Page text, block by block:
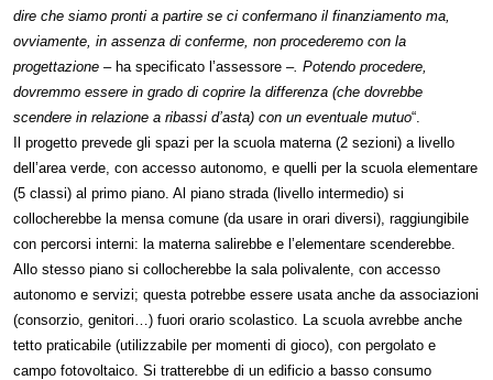
dire che siamo pronti a partire se ci confermano il finanziamento ma,
ovviamente, in assenza di conferme, non procederemo con la
progettazione –ha specificato l’assessore –. Potendo procedere,
dovremmo essere in grado di coprire la differenza (che dovrebbe
scendere in relazione a ribassi d’asta) con un eventuale mutuo“.
Il progetto prevede gli spazi per la scuola materna (2 sezioni) a livello
dell’area verde, con accesso autonomo, e quelli per la scuola elementare
(5 classi) al primo piano. Al piano strada (livello intermedio) si
collocherebbe la mensa comune (da usare in orari diversi), raggiungibile
con percorsi interni: la materna salirebbe e l’elementare scenderebbe.
Allo stesso piano si collocherebbe la sala polivalente, con accesso
autonomo e servizi; questa potrebbe essere usata anche da associazioni
(consorzio, genitori…) fuori orario scolastico. La scuola avrebbe anche
tetto praticabile (utilizzabile per momenti di gioco), con pergolato e
campo fotovoltaico. Si tratterebbe di un edificio a basso consumo